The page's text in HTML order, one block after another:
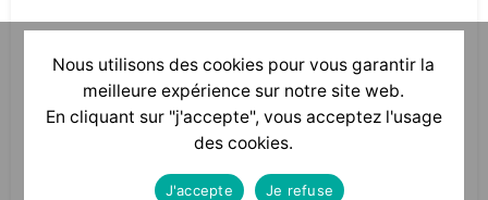
Nous utilisons des cookies pour vous garantir la
meilleure expérience sur notre site web.
En cliquant sur "j'accepte", vous acceptez l'usage
des cookies.
J'accepte Je refuse